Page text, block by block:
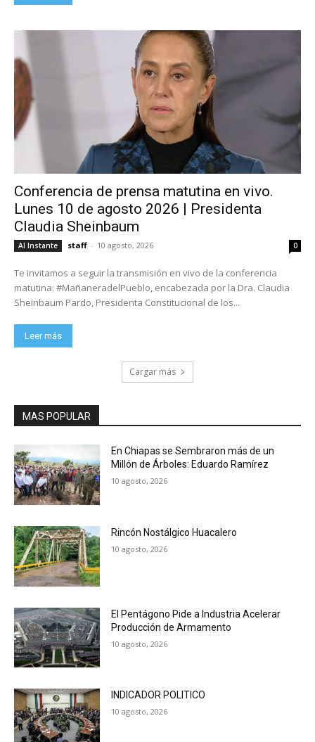
Conferencia de prensa matutina en vivo.
Lunes 10 de agosto 2026 | Presidenta
Claudia Sheinbaum
Al Instante staff - 10 agosto, 2026 0
Te invitamos a seguir la transmisión en vivo de la conferencia
matutina: #MañaneradelPueblo, encabezada por la Dra. Claudia
Sheinbaum Pardo, Presidenta Constitucional de los...
Leer más
Cargar más
MAS POPULAR
En Chiapas se Sembraron más de un
Millón de Árboles: Eduardo Ramírez
10 agosto, 2026
Rincón Nostálgico Huacalero
10 agosto, 2026
El Pentágono Pide a Industria Acelerar
Producción de Armamento
10 agosto, 2026
INDICADOR POLITICO
10 agosto, 2026